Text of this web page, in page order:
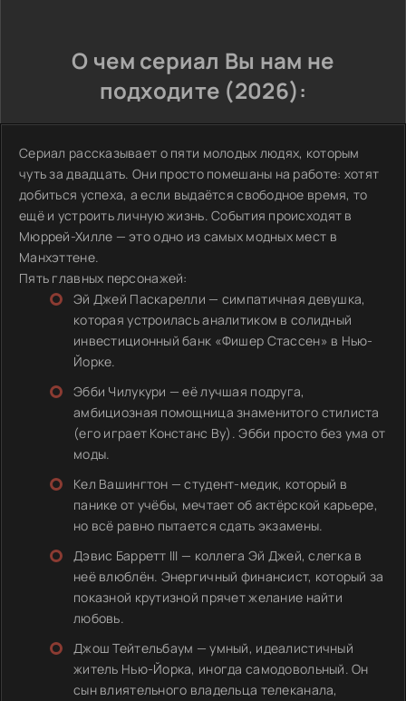
О чем сериал Вы нам не
подходите (2026):
Сериал рассказывает о пяти молодых людях, которым
чуть за двадцать. Они просто помешаны на работе: хотят
добиться успеха, а если выдаётся свободное время, то
ещё и устроить личную жизнь. События происходят в
Мюррей-Хилле — это одно из самых модных мест в
Манхэттене.
Пять главных персонажей:
Эй Джей Паскарелли — симпатичная девушка,
которая устроилась аналитиком в солидный
инвестиционный банк «Фишер Стассен» в Нью-
Йорке.
Эбби Чилукури — её лучшая подруга,
амбициозная помощница знаменитого стилиста
(его играет Констанс Ву). Эбби просто без ума от
моды.
Кел Вашингтон — студент-медик, который в
панике от учёбы, мечтает об актёрской карьере,
но всё равно пытается сдать экзамены.
Дэвис Барретт III — коллега Эй Джей, слегка в
неё влюблён. Энергичный финансист, который за
показной крутизной прячет желание найти
любовь.
Джош Тейтельбаум — умный, идеалистичный
житель Нью-Йорка, иногда самодовольный. Он
сын влиятельного владельца телеканала,